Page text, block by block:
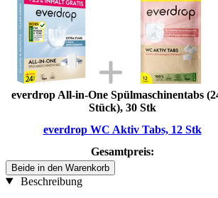
everdrop All-in-One Spülmaschinentabs
Stück), 30 Stk
everdrop WC Aktiv Tabs, 12 Stk
Gesamtpreis:
Beide in den Warenkorb
Beschreibung